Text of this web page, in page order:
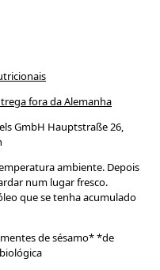
fora da Alemanha
GmbH Hauptstraße 26,
ambiente. Depois
num lugar fresco.
que se tenha acumulado
de sésamo* *de